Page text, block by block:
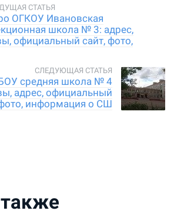
ОГКОУ Ивановская
школа № 3: адрес,
официальный сайт, фото,
средняя школа № 4
адрес, официальный
информация о СШ